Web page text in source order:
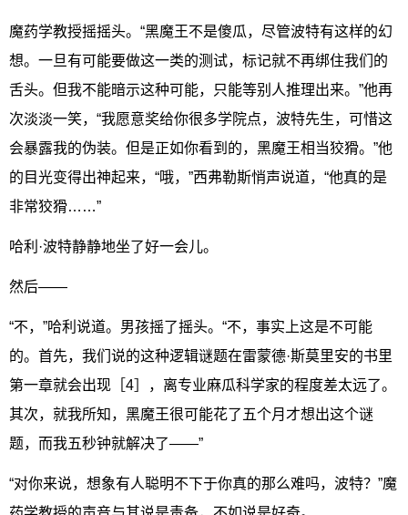
魔药学教授摇摇头。“黑魔王不是傻瓜，尽管波特有这样的幻
想。一旦有可能要做这一类的测试，标记就不再绑住我们的
舌头。但我不能暗示这种可能，只能等别人推理出来。”他再
次淡淡一笑，“我愿意奖给你很多学院点，波特先生，可惜这
会暴露我的伪装。但是正如你看到的，黑魔王相当狡猾。”他
的目光变得出神起来，“哦，”西弗勒斯悄声说道，“他真的是
非常狡猾……”
哈利·波特静静地坐了好一会儿。
然后——
“不，”哈利说道。男孩摇了摇头。“不，事实上这是不可能
的。首先，我们说的这种逻辑谜题在雷蒙德·斯莫里安的书里
第一章就会出现［4］，离专业麻瓜科学家的程度差太远了。
其次，就我所知，黑魔王很可能花了五个月才想出这个谜
题，而我五秒钟就解决了——”
“对你来说，想象有人聪明不下于你真的那么难吗，波特？”魔